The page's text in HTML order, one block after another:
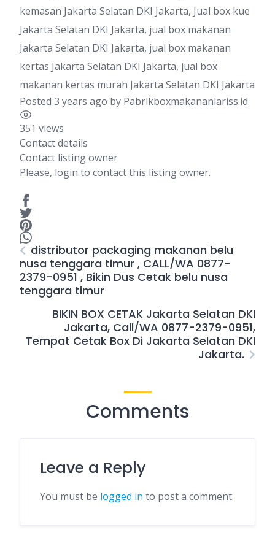
kemasan Jakarta Selatan DKI Jakarta, Jual box kue
Jakarta Selatan DKI Jakarta, jual box makanan
Jakarta Selatan DKI Jakarta, jual box makanan
kertas Jakarta Selatan DKI Jakarta, jual box
makanan kertas murah Jakarta Selatan DKI Jakarta
Posted 3 years ago by Pabrikboxmakananlariss.id
351 views
Contact details
Contact listing owner
Please, login to contact this listing owner.
distributor packaging makanan belu
nusa tenggara timur , CALL/WA 0877-
2379-0951 , Bikin Dus Cetak belu nusa
tenggara timur
BIKIN BOX CETAK Jakarta Selatan DKI
Jakarta, Call/WA 0877-2379-0951,
Tempat Cetak Box Di Jakarta Selatan DKI
Jakarta.
Comments
Leave a Reply
You must be logged in to post a comment.